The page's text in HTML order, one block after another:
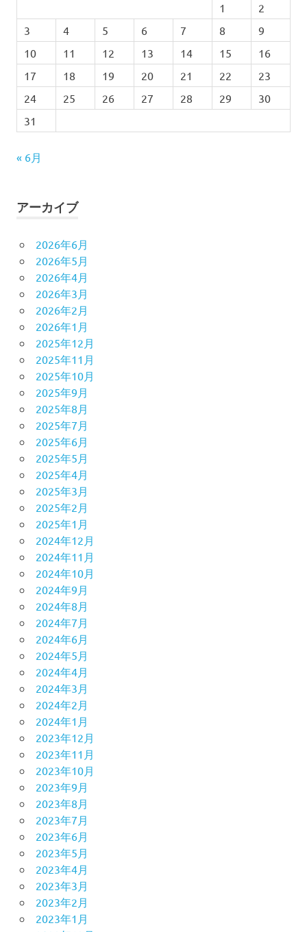
1
2
3
4 5 6 7 8
9
10
11 12 13 14 15
16
17
18 19 20 21 22
23
24
25 26 27 28 29
30
31
« 6月
アーカイブ
2026年6月
2026年5月
2026年4月
2026年3月
2026年2月
2026年1月
2025年12月
2025年11月
2025年10月
2025年9月
2025年8月
2025年7月
2025年6月
2025年5月
2025年4月
2025年3月
2025年2月
2025年1月
2024年12月
2024年11月
2024年10月
2024年9月
2024年8月
2024年7月
2024年6月
2024年5月
2024年4月
2024年3月
2024年2月
2024年1月
2023年12月
2023年11月
2023年10月
2023年9月
2023年8月
2023年7月
2023年6月
2023年5月
2023年4月
2023年3月
2023年2月
2023年1月